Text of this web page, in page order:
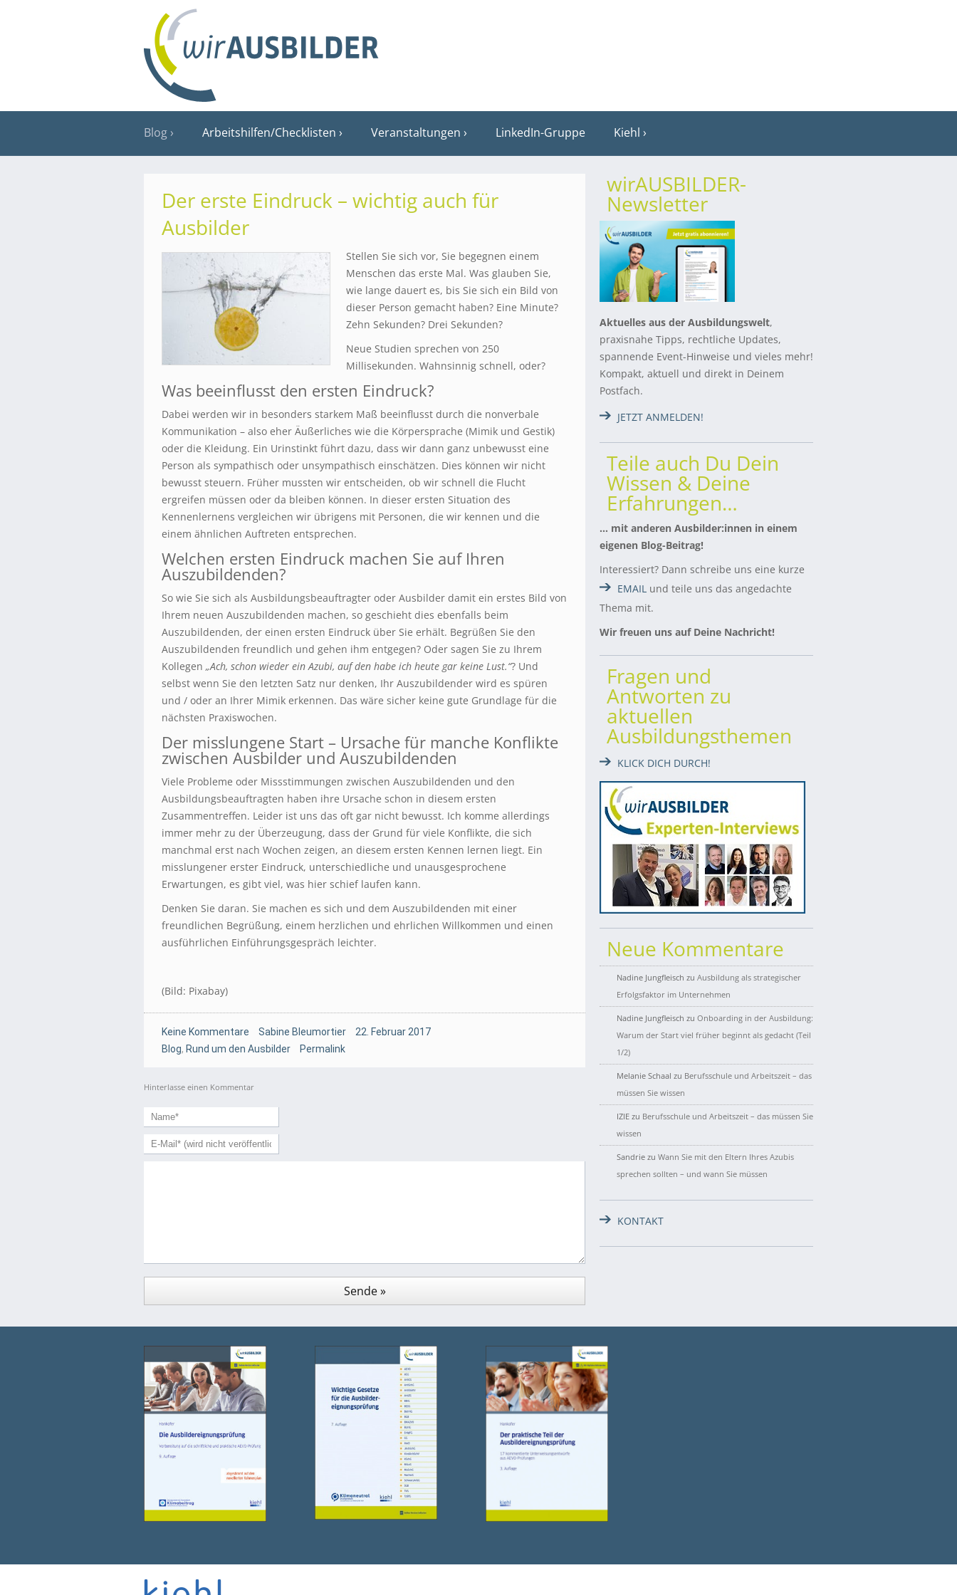
Blog Arbeitshilfen/Checklisten Veranstaltungen LinkedIn-Gruppe Kiehl
Der erste Eindruck – wichtig auch für
Ausbilder
Stellen Sie sich vor, Sie begegnen einem
Menschen das erste Mal. Was glauben Sie,
wie lange dauert es, bis Sie sich ein Bild von
dieser Person gemacht haben? Eine Minute?
Zehn Sekunden? Drei Sekunden?
Neue Studien sprechen von 250
Millisekunden. Wahnsinnig schnell, oder?
Was beeinflusst den ersten Eindruck?
Dabei werden wir in besonders starkem Maß beeinflusst durch die nonverbale
Kommunikation – also eher Äußerliches wie die Körpersprache (Mimik und Gestik)
oder die Kleidung. Ein Urinstinkt führt dazu, dass wir dann ganz unbewusst eine
Person als sympathisch oder unsympathisch einschätzen. Dies können wir nicht
bewusst steuern. Früher mussten wir entscheiden, ob wir schnell die Flucht
ergreifen müssen oder da bleiben können. In dieser ersten Situation des
Kennenlernens vergleichen wir übrigens mit Personen, die wir kennen und die
einem ähnlichen Auftreten entsprechen.
Welchen ersten Eindruck machen Sie auf Ihren
Auszubildenden?
So wie Sie sich als Ausbildungsbeauftragter oder Ausbilder damit ein erstes Bild von
Ihrem neuen Auszubildenden machen, so geschieht dies ebenfalls beim
Auszubildenden, der einen ersten Eindruck über Sie erhält. Begrüßen Sie den
Auszubildenden freundlich und gehen ihm entgegen? Oder sagen Sie zu Ihrem
Kollegen „Ach, schon wieder ein Azubi, auf den habe ich heute gar keine Lust.“? Und
selbst wenn Sie den letzten Satz nur denken, Ihr Auszubildender wird es spüren
und / oder an Ihrer Mimik erkennen. Das wäre sicher keine gute Grundlage für die
nächsten Praxiswochen.
Der misslungene Start – Ursache für manche Konflikte
zwischen Ausbilder und Auszubildenden
Viele Probleme oder Missstimmungen zwischen Auszubildenden und den
Ausbildungsbeauftragten haben ihre Ursache schon in diesem ersten
Zusammentreffen. Leider ist uns das oft gar nicht bewusst. Ich komme allerdings
immer mehr zu der Überzeugung, dass der Grund für viele Konflikte, die sich
manchmal erst nach Wochen zeigen, an diesem ersten Kennen lernen liegt. Ein
misslungener erster Eindruck, unterschiedliche und unausgesprochene
Erwartungen, es gibt viel, was hier schief laufen kann.
Denken Sie daran. Sie machen es sich und dem Auszubildenden mit einer
freundlichen Begrüßung, einem herzlichen und ehrlichen Willkommen und einen
ausführlichen Einführungsgespräch leichter.
(Bild: Pixabay)
Keine Kommentare Sabine Bleumortier
22. Februar 2017
Blog, Rund um den Ausbilder Permalink
Hinterlasse einen Kommentar
wirAUSBILDER-
Newsletter
Aktuelles aus der Ausbildungswelt,
praxisnahe Tipps, rechtliche Updates,
spannende Event-Hinweise und vieles mehr!
Kompakt, aktuell und direkt in Deinem
Postfach.
JETZT ANMELDEN!
Teile auch Du Dein
Wissen & Deine
Erfahrungen…
… mit anderen Ausbilder:innen in einem
eigenen Blog-Beitrag!
Interessiert? Dann schreibe uns eine kurze
EMAIL und teile uns das angedachte
Thema mit.
Wir freuen uns auf Deine Nachricht!
Fragen und
Antworten zu
aktuellen
Ausbildungsthemen
KLICK DICH DURCH!
Neue Kommentare
Nadine Jungfleisch zu Ausbildung als strategischer
Erfolgsfaktor im Unternehmen
Nadine Jungfleisch zu Onboarding in der Ausbildung:
Warum der Start viel früher beginnt als gedacht (Teil
1/2)
Melanie Schaal zu Berufsschule und Arbeitszeit – das
müssen Sie wissen
IZIE zu Berufsschule und Arbeitszeit – das müssen Sie
wissen
Sandrie zu Wann Sie mit den Eltern Ihres Azubis
sprechen sollten – und wann Sie müssen
KONTAKT